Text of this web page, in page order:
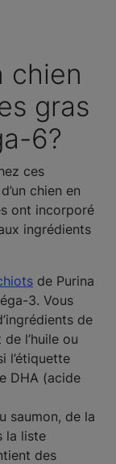
chien
gras
6?
ces
chien en
ont incorporé
ingrédients
de Purina
3. Vous
de
l’huile ou
l’étiquette
DHA (acide
saumon, de la
la liste
des